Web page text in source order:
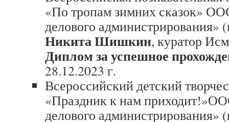
«По тропам зимних сказок»
делового администрирования»
Никита Шишкин, куратор
Диплом за успешное
28.12.2023 г.
Всероссийский детский
«Праздник к нам
делового администрирования»